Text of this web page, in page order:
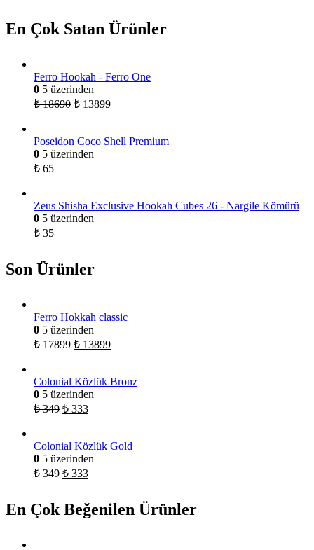
En Çok Satan Ürünler
Ferro Hookah - Ferro One
0 5 üzerinden
₺18690 ₺ 13899
Poseidon Coco Shell Premium
0 5 üzerinden
₺ 65
Zeus Shisha Exclusive Hookah Cubes 26 - Nargile Kömürü
0 5 üzerinden
₺ 35
Son Ürünler
Ferro Hokkah classic
0 5 üzerinden
₺17899 ₺ 13899
Colonial Közlük Bronz
0 5 üzerinden
₺349 ₺ 333
Colonial Közlük Gold
0 5 üzerinden
₺349 ₺ 333
En Çok Beğenilen Ürünler